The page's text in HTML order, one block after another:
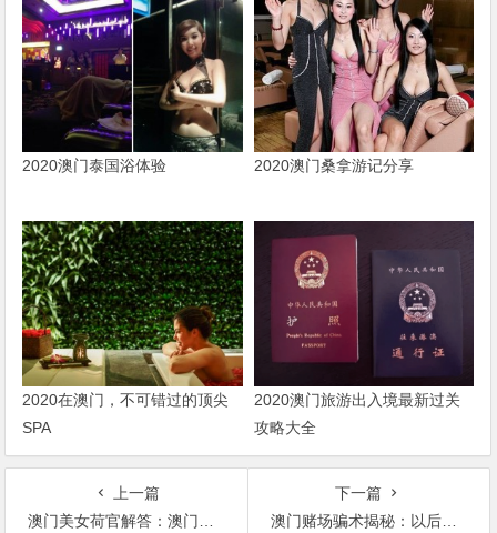
2020澳门泰国浴体验 2020澳门桑拿游记分享
2020在澳门，不可错过的顶尖
SPA
2020澳门旅游出入境最新过关
攻略大全
上一篇
澳门美女荷官解答：澳门赌场会作弊吗？荷官会出老千吗？
下一篇
澳门赌场骗术揭秘：以后去赌场，小心背后的第3只手